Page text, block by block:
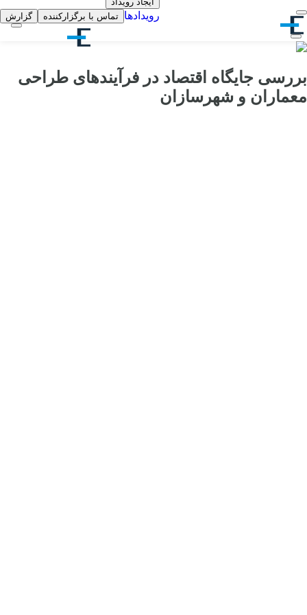
رویدادها تماس با برگزارکننده گزارش
بررسی جایگاه اقتصاد در فرآیندهای طراحی
معماران و شهرسازان